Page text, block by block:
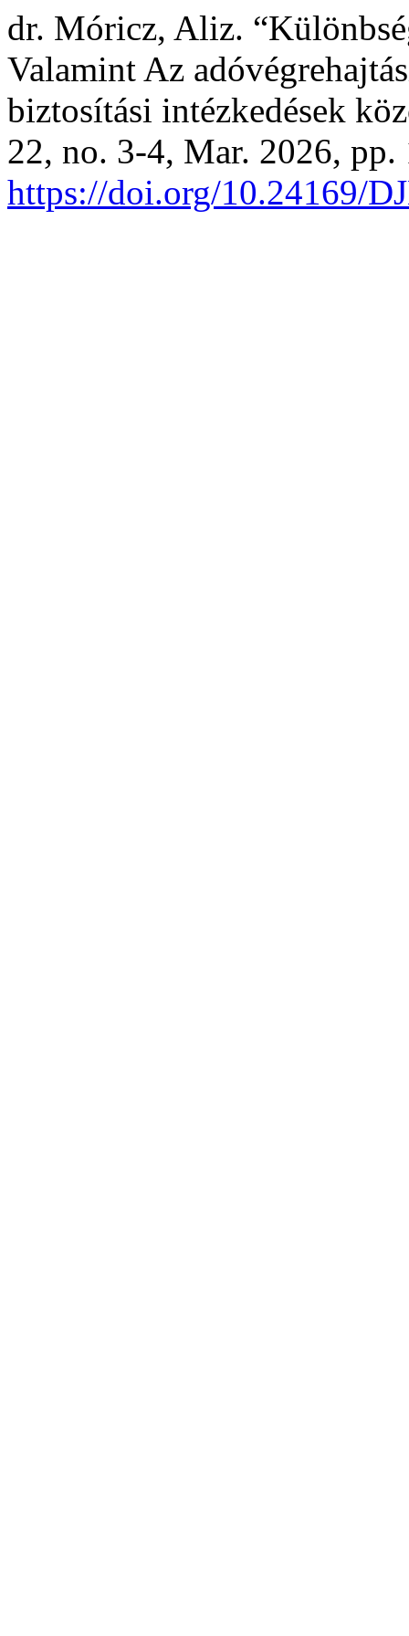
dr. Móricz, Aliz.
Valamint Az
biztosítási intézkedések
22, no. 3-4, Mar. 2026, pp.
https://doi.org/10.24169/